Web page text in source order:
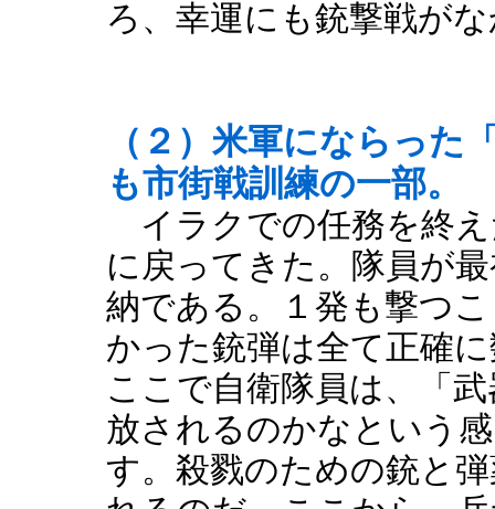
ろ、幸運にも銃撃戦が
（２）米軍にならった
も市街戦訓練の一部。
イラクでの任務を終
に戻ってきた。隊員が
納である。１発も撃つ
かった銃弾は全て正確
ここで自衛隊員は、「
放されるのかなという
す。殺戮のための銃と